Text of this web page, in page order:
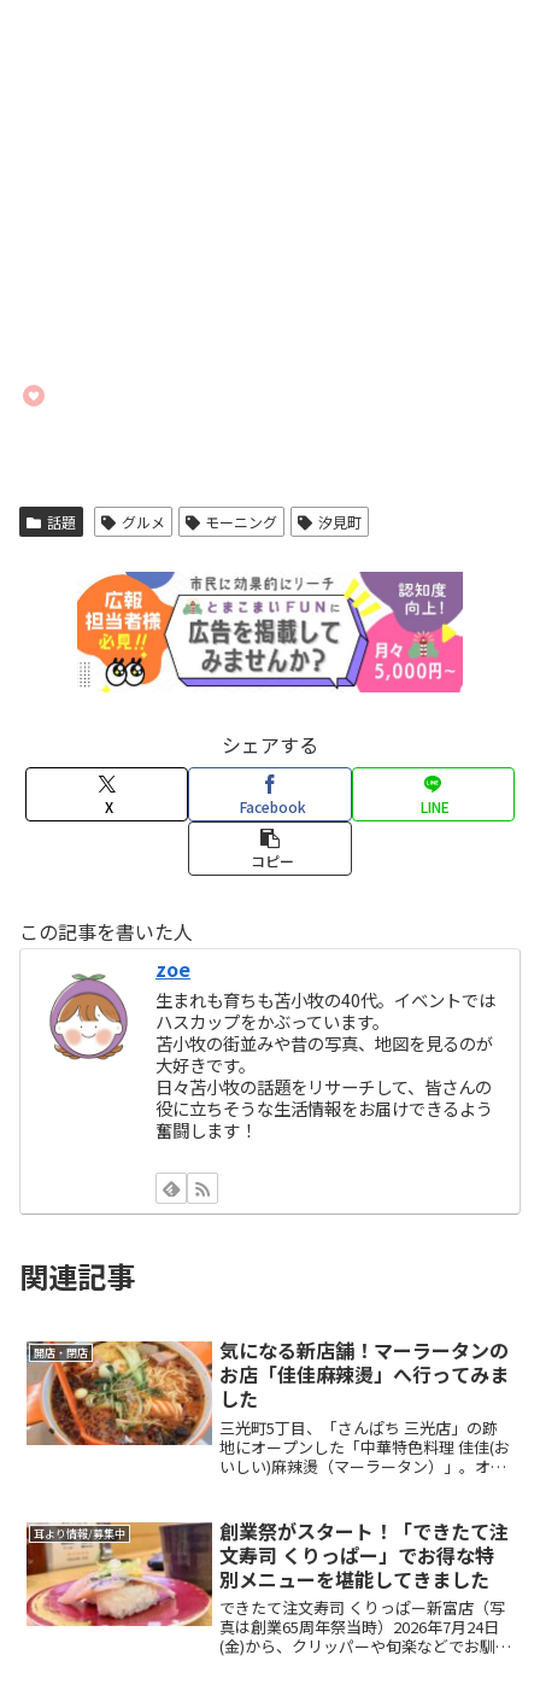
話題 グルメ モーニング 汐見町
シェアする
X Facebook LINE
コピー
この記事を書いた人
zoe
生まれも育ちも苫小牧の40代。イベントでは
ハスカップをかぶっています。
苫小牧の街並みや昔の写真、地図を見るのが
大好きです。
日々苫小牧の話題をリサーチして、皆さんの
役に立ちそうな生活情報をお届けできるよう
奮闘します！
関連記事
開店・閉店
気になる新店舗！マーラータンの
お店「佳佳麻辣燙」へ行ってみま
した
三光町5丁目、「さんぱち 三光店」の跡
地にオープンした「中華特色料理 佳佳(お
いしい)麻辣燙（マーラータン）」。オー
情報によると、オープン日は7月11日(土)
だったよ...
耳より情報/募集中
創業祭がスタート！「できたて注
文寿司 くりっぱー」でお得な特
別メニューを堪能してきました
できたて注文寿司 くりっぱー新富店（写
真は創業65周年祭当時）2026年7月24日
(金)から、クリッパーや旬楽などでお馴染